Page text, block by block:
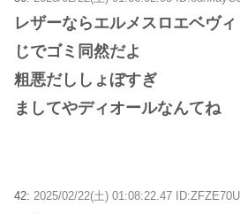
レザーならエルメスロエベヴ
じでゴミ同然だよ
粗悪だししょぼすぎ
ましてやディオールなんてね
42: 2025/02/22(土) 01:08:22.47